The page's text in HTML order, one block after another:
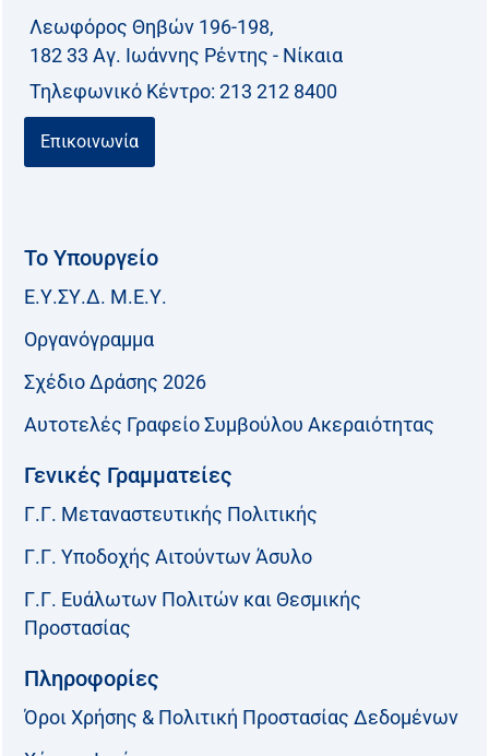
Λεωφόρος Θηβών 196-198,
182 33 Aγ. Ιωάννης Ρέντης - Νίκαια
Τηλεφωνικό Kέντρο: 213 212 8400
Επικοινωνία
Το Υπουργείο
Ε.Υ.ΣΥ.Δ. Μ.Ε.Υ.
Οργανόγραμμα
Σχέδιο Δράσης 2026
Αυτοτελές Γραφείο Συμβούλου Ακεραιότητας
Γενικές Γραμματείες
Γ.Γ. Μεταναστευτικής Πολιτικής
Γ.Γ. Υποδοχής Αιτούντων Άσυλο
Γ.Γ. Ευάλωτων Πολιτών και Θεσμικής
Προστασίας
Πληροφορίες
Όροι Χρήσης & Πολιτική Προστασίας Δεδομένων